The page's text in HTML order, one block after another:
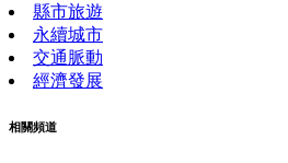
縣市旅遊
永續城市
交通脈動
經濟發展
相關頻道